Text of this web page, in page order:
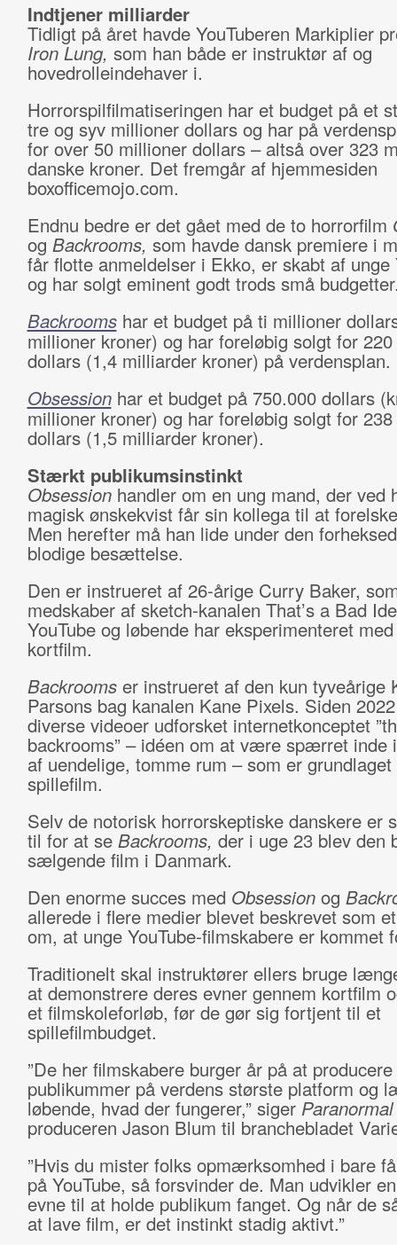
Indtjener milliarder
Tidligt på året havde YouTuberen Markiplier
Iron Lung, som han både er instruktør af og
hovedrolleindehaver i.
Horrorspilfilmatiseringen har et budget på et
tre og syv millioner dollars og har på
for over 50 millioner dollars – altså over 323
danske kroner. Det fremgår af hjemmesiden
boxofficemojo.com.
Endnu bedre er det gået med de to horrorfilm
og Backrooms, som havde dansk premiere i
får flotte anmeldelser i Ekko, er skabt af unge
og har solgt eminent godt trods små
Backroomshar et budget på ti millioner
millioner kroner) og har foreløbig solgt for
dollars (1,4 milliarder kroner) på verdensplan.
Obsessionhar et budget på 750.000 dollars
millioner kroner) og har foreløbig solgt for
dollars (1,5 milliarder kroner).
Stærkt publikumsinstinkt
Obsession handler om en ung mand, der
magisk ønskekvist får sin kollega til at
Men herefter må han lide under den
blodige besættelse.
Den er instrueret af 26-årige Curry Baker,
medskaber af sketch-kanalen That’s a Bad
YouTube og løbende har eksperimenteret
kortfilm.
Backrooms er instrueret af den kun tyveårige
Parsons bag kanalen Kane Pixels. Siden
diverse videoer udforsket internetkonceptet
backrooms” – idéen om at være spærret inde
af uendelige, tomme rum – som er
spillefilm.
Selv de notorisk horrorskeptiske danskere er
til for at se Backrooms, der i uge 23 blev den
sælgende film i Danmark.
Den enorme succes med Obsession og
allerede i flere medier blevet beskrevet som
om, at unge YouTube-filmskabere er kommet
Traditionelt skal instruktører ellers bruge
at demonstrere deres evner gennem kortfilm
et filmskoleforløb, før de gør sig fortjent til et
spillefilmbudget.
”De her filmskabere burger år på at
publikummer på verdens største platform og
løbende, hvad der fungerer,” siger
produceren Jason Blum til branchebladet
”Hvis du mister folks opmærksomhed i bare
på YouTube, så forsvinder de. Man udvikler
evne til at holde publikum fanget. Og når de
at lave film, er det instinkt stadig aktivt.”